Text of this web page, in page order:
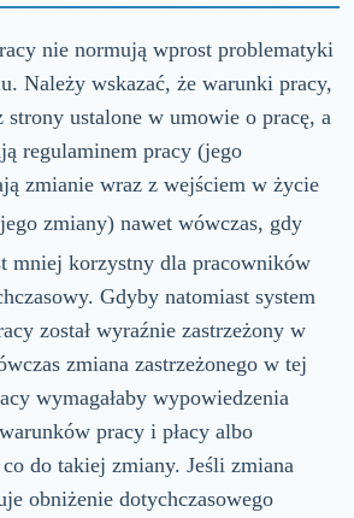
nie normują wprost problematyki
Należy wskazać, że warunki pracy,
strony ustalone w umowie o pracę, a
regulaminem pracy (jego
zmianie wraz z wejściem w życie
zmiany) nawet wówczas, gdy
mniej korzystny dla pracowników
Gdyby natomiast system
został wyraźnie zastrzeżony w
zmiana zastrzeżonego w tej
wymagałaby wypowiedzenia
pracy i płacy albo
do takiej zmiany. Jeśli zmiana
obniżenie dotychczasowego